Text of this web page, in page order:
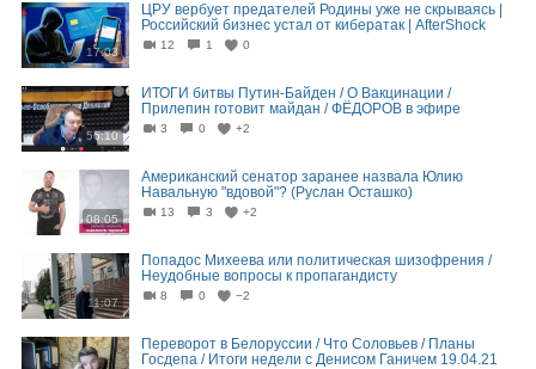
17:03
ЦРУ вербует предателей Родины уже не скрываясь |
Российский бизнес устал от кибератак | AfterShock
12 1 0
56:10
ИТОГИ битвы Путин-Байден / О Вакцинации /
Прилепин готовит майдан / ФЁДОРОВ в эфире
3 0 +2
08:05
Американский сенатор заранее назвала Юлию
Навальную "вдовой"? (Руслан Осташко)
13 3 +2
11:07
Попадос Михеева или политическая шизофрения /
Неудобные вопросы к пропагандисту
8 0 −2
Переворот в Белоруссии / Что Соловьев / Планы
Госдепа / Итоги недели с Денисом Ганичем 19.04.21